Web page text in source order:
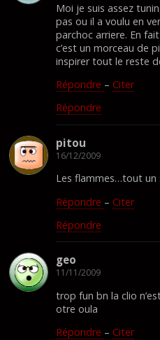
Moi je suis assez
pas ou il a voulu en
parchoc arriere. En
c’est un morceau de
inspirer tout le reste
Répondre – Citer
Répondre
pitou
16/12/2009
Les flammes…tout un
Répondre – Citer
Répondre
geo
11/11/2009
trop fun bn la clio
otre oula
Répondre – Citer